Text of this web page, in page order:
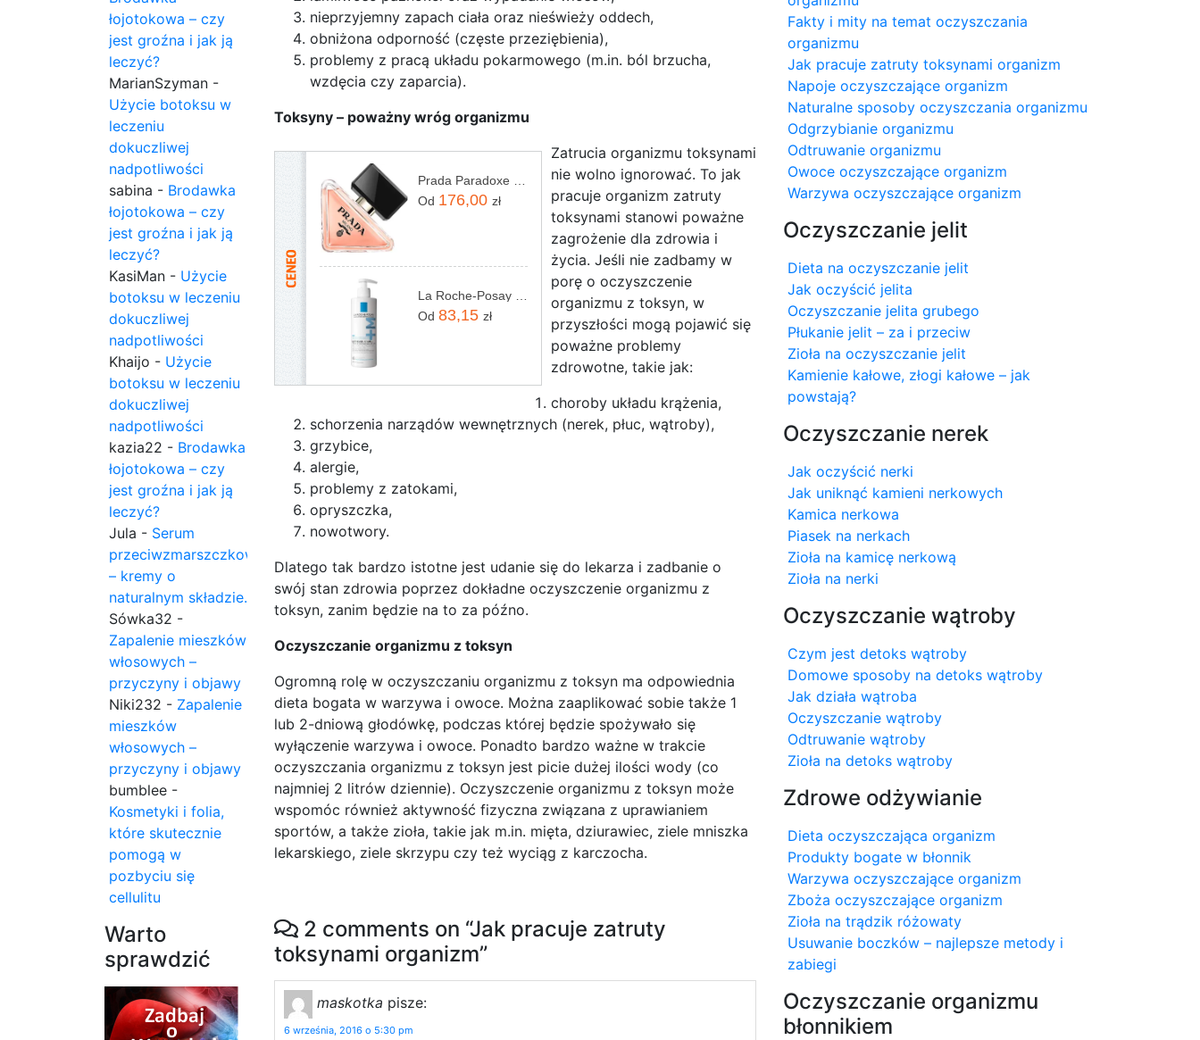
łojotokowa – czy
jest groźna i jak ją
leczyć?
MarianSzyman -
Użycie botoksu w
leczeniu
dokuczliwej
nadpotliwości
sabina - Brodawka
łojotokowa – czy
jest groźna i jak ją
leczyć?
KasiMan - Użycie
botoksu w leczeniu
dokuczliwej
nadpotliwości
Khaijo - Użycie
botoksu w leczeniu
dokuczliwej
nadpotliwości
kazia22 - Brodawka
łojotokowa – czy
jest groźna i jak ją
leczyć?
Jula - Serum
przeciwzmarszczkowe
– kremy o
naturalnym składzie.
Sówka32 -
Zapalenie mieszków
włosowych –
przyczyny i objawy
Niki232 - Zapalenie
mieszków
włosowych –
przyczyny i objawy
bumblee -
Kosmetyki i folia,
które skutecznie
pomogą w
pozbyciu się
cellulitu
Warto
sprawdzić
nieprzyjemny zapach ciała oraz nieświeży oddech,
obniżona odporność (częste przeziębienia),
problemy z pracą układu pokarmowego (m.in. ból brzucha,
wzdęcia czy zaparcia).
Toksyny – poważny wróg organizmu
Od 176,00 zł
Od 83,15 zł
Zatrucia organizmu toksynami
nie wolno ignorować. To jak
pracuje organizm zatruty
toksynami stanowi poważne
zagrożenie dla zdrowia i
życia. Jeśli nie zadbamy w
porę o oczyszczenie
organizmu z toksyn, w
przyszłości mogą pojawić się
poważne problemy
zdrowotne, takie jak:
choroby układu krążenia,
schorzenia narządów wewnętrznych (nerek, płuc, wątroby),
grzybice,
alergie,
problemy z zatokami,
opryszczka,
nowotwory.
Dlatego tak bardzo istotne jest udanie się do lekarza i zadbanie o
swój stan zdrowia poprzez dokładne oczyszczenie organizmu z
toksyn, zanim będzie na to za późno.
Oczyszczanie organizmu z toksyn
Ogromną rolę w oczyszczaniu organizmu z toksyn ma odpowiednia
dieta bogata w warzywa i owoce. Można zaaplikować sobie także 1
lub 2-dniową głodówkę, podczas której będzie spożywało się
wyłączenie warzywa i owoce. Ponadto bardzo ważne w trakcie
oczyszczania organizmu z toksyn jest picie dużej ilości wody (co
najmniej 2 litrów dziennie). Oczyszczenie organizmu z toksyn może
wspomóc również aktywność fizyczna związana z uprawianiem
sportów, a także zioła, takie jak m.in. mięta, dziurawiec, ziele mniszka
lekarskiego, ziele skrzypu czy też wyciąg z karczocha.
2 comments on “Jak pracuje zatruty
toksynami organizm”
maskotka pisze:
6 września, 2016 o 5:30 pm
Fakty i mity na temat oczyszczania
organizmu
Jak pracuje zatruty toksynami organizm
Napoje oczyszczające organizm
Naturalne sposoby oczyszczania organizmu
Odgrzybianie organizmu
Odtruwanie organizmu
Owoce oczyszczające organizm
Warzywa oczyszczające organizm
Oczyszczanie jelit
Dieta na oczyszczanie jelit
Jak oczyścić jelita
Oczyszczanie jelita grubego
Płukanie jelit – za i przeciw
Zioła na oczyszczanie jelit
Kamienie kałowe, złogi kałowe – jak
powstają?
Oczyszczanie nerek
Jak oczyścić nerki
Jak uniknąć kamieni nerkowych
Kamica nerkowa
Piasek na nerkach
Zioła na kamicę nerkową
Zioła na nerki
Oczyszczanie wątroby
Czym jest detoks wątroby
Domowe sposoby na detoks wątroby
Jak działa wątroba
Oczyszczanie wątroby
Odtruwanie wątroby
Zioła na detoks wątroby
Zdrowe odżywianie
Dieta oczyszczająca organizm
Produkty bogate w błonnik
Warzywa oczyszczające organizm
Zboża oczyszczające organizm
Zioła na trądzik różowaty
Usuwanie boczków – najlepsze metody i
zabiegi
Oczyszczanie organizmu
błonnikiem